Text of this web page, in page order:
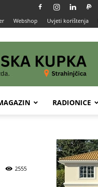
Webshop Uvjeti korištenja
RADIONICE
2555